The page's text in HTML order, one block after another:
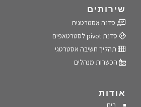
שירותים
סדנה אסטרטגית
סדנת pivot לסטרטאפים
תהליך חשיבה אסטרטגי
הכשרות מנהלים
אודות
בית